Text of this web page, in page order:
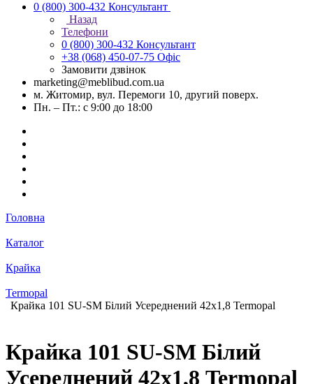
0 (800) 300-432 Консультант
Назад
Телефони
0 (800) 300-432 Консультант
+38 (068) 450-07-75 Офіс
Замовити дзвінок
marketing@meblibud.com.ua
м. Житомир, вул. Перемоги 10, другий поверх.
Пн. – Пт.: с 9:00 до 18:00
Головна
Каталог
Крайка
Termopal
Крайка 101 SU-SM Білий Усереднений 42х1,8 Termopal
Крайка 101 SU-SM Білий
Усереднений 42х1,8 Termopal